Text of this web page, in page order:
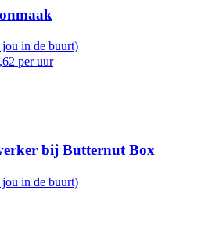
in de buurt)
per uur
bij Butternut Box
in de buurt)